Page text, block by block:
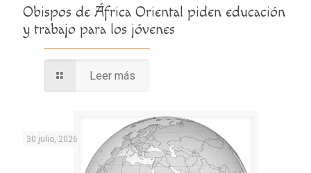
Obispos de África Oriental piden educación
y trabajo para los jóvenes
Leer más
30 julio, 2026